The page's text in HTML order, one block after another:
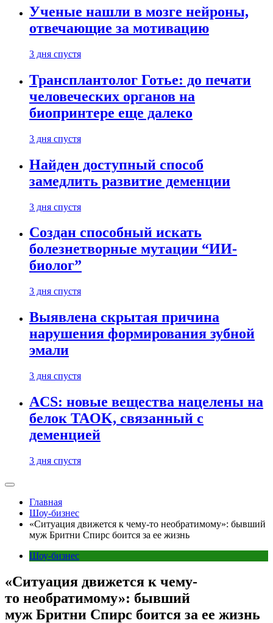
Ученые нашли в мозге нейроны,
отвечающие за мотивацию
3 дня спустя
Трансплантолог Готье: до печати
человеческих органов на
биопринтере еще далеко
3 дня спустя
Найден доступный способ
замедлить развитие деменции
3 дня спустя
Создан способный искать
болезнетворные мутации “ИИ-
биолог”
3 дня спустя
Выявлена скрытая причина
нарушения формирования зубной
эмали
3 дня спустя
ACS: новые вещества нацелены на
белок TAOK, связанный с
деменцией
3 дня спустя
Главная
Шоу-бизнес
«Ситуация движется к чему-то необратимому»: бывший
муж Бритни Спирс боится за ее жизнь
Шоу-бизнес
«Ситуация движется к чему-
то необратимому»: бывший
муж Бритни Спирс боится за ее жизнь